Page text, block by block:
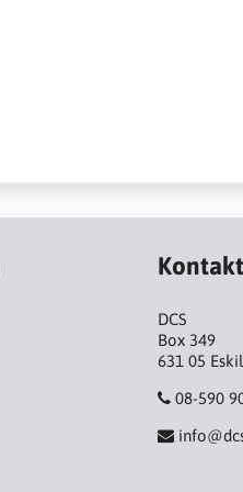
Kontakt
DCS
Box 349
631 05
08-590